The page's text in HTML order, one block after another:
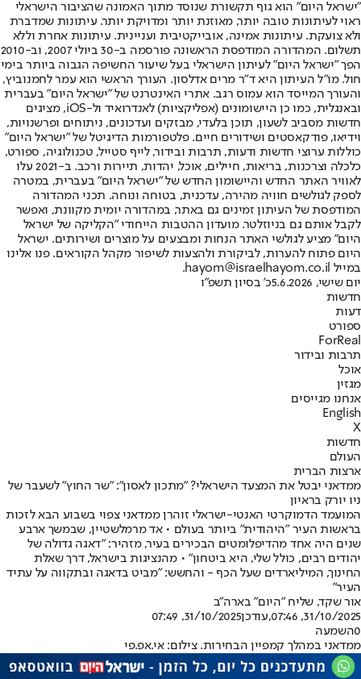
"ישראל היום" הוא גוף תקשורת שנוסד מתוך האמונה שהציבור הישראלי
ראוי לעיתונות טובה יותר, מאוזנת יותר ומדויקת יותר. עיתונות שמדברת
ולא צועקת. עיתונות אמינה, אובייקטיבית ועניינית. עיתונות אחרת וללא
תשלום. המהדורה המודפסת הראשונה פורסמה ב-30 ביולי 2007, וב-2010
הפך "ישראל היום" לעיתון הישראלי בעל שיעור החשיפה הגבוה ביותר בימי
חול. מו"ל העיתון היא ד"ר מרים אדלסון. העורך הראשי הוא עמר לחמנוביץ,
והעורך המייסד הוא עמוס רגב. אתרי האינטרנט של "ישראל היום" בעברית
ובאנגלית, כמו כן היישומונים (אפליקציות) לאנדרואיד ול-iOS, מציגים
חדשות מסביב לשעון, תוכן בלעדי, מבזקים ועדכונים, ניתוחים ופרשנויות,
וידיאו, פודקאסטים ושידורים חיים. פלטפורמות הדיגיטל של "ישראל היום"
כוללות ערוצי חדשות ודעות, תרבות ובידור, לייף סטייל, טכנולוגיה, ספורט,
כלכלה וצרכנות, בריאות, חיילים, אוכל, יהדות, תיירות ורכב. ב-2021 עלו
לאוויר האתר החדש והיישומון החדש של "ישראל היום" בעברית, במטרה
לספק לגולשים חוויה מהירה, עדכנית, בטוחה ונוחה. תכני המהדורה
המודפסת של העיתון זמינים גם באתר, במהדורה יומית מקוונת, ואפשר
לקבל אותם גם בניוזלטר. מועדון ההטבות הייחודי "הקליקה של ישראל
היום" מציע לגולשי האתר הנחות ומבצעים על מוצרים ושירותים. ישראל
היום פתוח להערות, לביקורת ולהצעות לשיפור מקהל הקוראים. פנו אלינו
במייל hayom@israelhayom.co.il.
יום שישי, 5.6.2026
כ' בסיון תשפ"ו
חדשות
דעות
ספורט
ForReal
תרבות ובידור
אוכל
מגזין
אנחנו מגייסים
English
X
חדשות
העולם
ארצות הברית
ממדאני יבטל את המצעד הישראלי? "מתכון לאסון": "שר החוץ" לשעבר של
ניו יורק בראיון
המועמד הדמוקרטי האנטי-ישראלי זוהרן ממדאני צפוי בשבוע הבא לזכות
בראשות העיר "היהודית" ביותר בעולם • אד מרמלשטיין, שבמשך ארבע
שנים היה אחד מהדיפלומטים הבכירים בעיר, מזהיר: "דאגה גדולה של
יהודים רבים, כולל שלי, היא ביטחון" • מהנציגות בישראל, דרך שאלת
החינוך, המיליארדים שעל הכף - והחשש: "מביט בדאגה ובתקווה על עתיד
העיר"
אור שקד, שליח "היום" בארה"ב
31/10/2025, 07:46
,עודכן31/10/2025, 07:49
0השמעה
ממדאני במהלך קמפיין הבחירות. צילום: אי.אפ.פי